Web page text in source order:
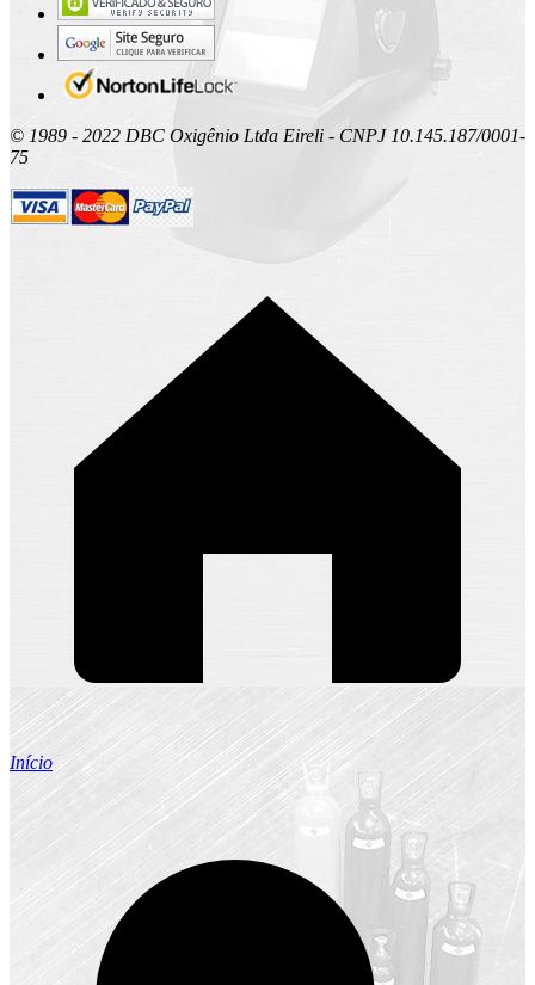
© 1989 - 2022 DBC Oxigênio Ltda Eireli - CNPJ 10.145.187/0001-
75
Início